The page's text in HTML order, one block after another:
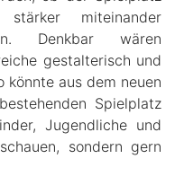
miteinander
Denkbar wären
gestalterisch und
könnte aus dem neuen
Spielplatz
Jugendliche und
sondern gern